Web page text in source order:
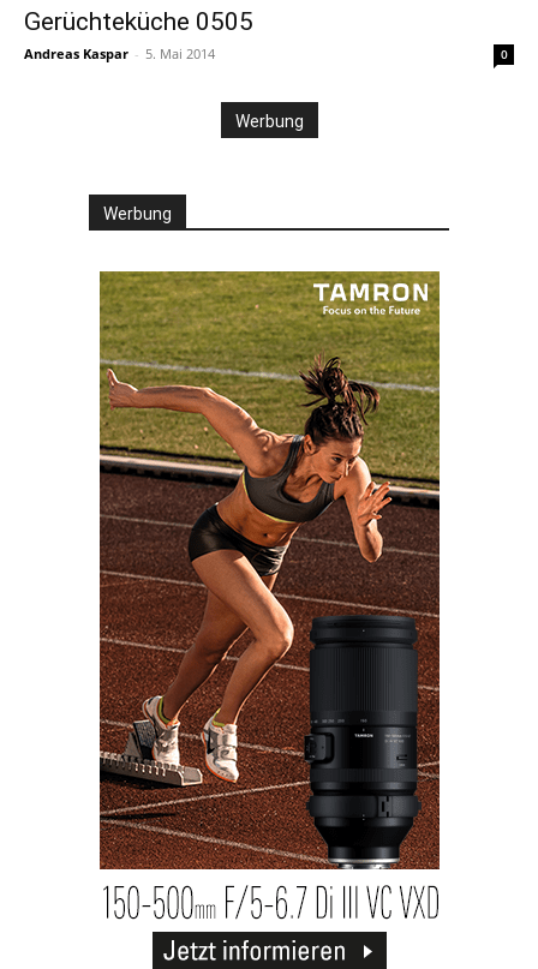
Gerüchteküche 0505
Andreas Kaspar - 5. Mai 2014 0
Werbung
Werbung